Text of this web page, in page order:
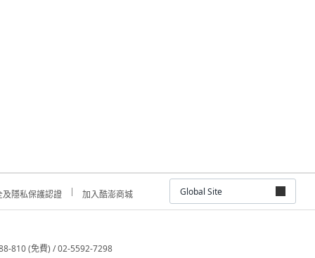
及隱私保護認證 加入酷澎商城 Global Site
810 (免費) / 02-5592-7298